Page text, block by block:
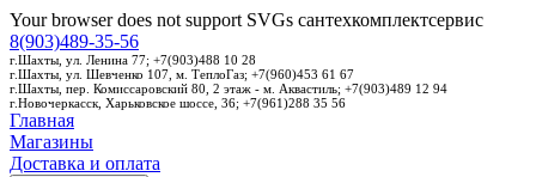
Your browser does not support SVGs сантехкомплектсервис
8(903)489-35-56
г.Шахты, ул. Ленина 77; +7(903)488 10 28
г.Шахты, ул. Шевченко 107, м. ТеплоГаз; +7(960)453 61 67
г.Шахты, пер. Комиссаровский 80, 2 этаж - м. Аквастиль; +7(903)489 12 94
г.Новочеркасск, Харьковское шоссе, 36; +7(961)288 35 56
Главная
Магазины
Доставка и оплата